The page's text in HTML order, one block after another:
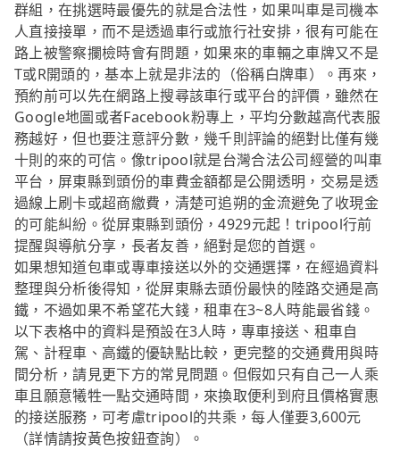
群組，在挑選時最優先的就是合法性，如果叫車是司機本
人直接接單，而不是透過車行或旅行社安排，很有可能在
路上被警察攔檢時會有問題，如果來的車輛之車牌又不是
T或R開頭的，基本上就是非法的（俗稱白牌車）。再來，
預約前可以先在網路上搜尋該車行或平台的評價，雖然在
Google地圖或者Facebook粉專上，平均分數越高代表服
務越好，但也要注意評分數，幾千則評論的絕對比僅有幾
十則的來的可信。像tripool就是台灣合法公司經營的叫車
平台，屏東縣到頭份的車費金額都是公開透明，交易是透
過線上刷卡或超商繳費，清楚可追朔的金流避免了收現金
的可能糾紛。從屏東縣到頭份，4929元起！tripool行前
提醒與導航分享，長者友善，絕對是您的首選。
如果想知道包車或專車接送以外的交通選擇，在經過資料
整理與分析後得知，從屏東縣去頭份最快的陸路交通是高
鐵，不過如果不希望花大錢，租車在3~8人時能最省錢。
以下表格中的資料是預設在3人時，專車接送、租車自
駕、計程車、高鐵的優缺點比較，更完整的交通費用與時
間分析，請見更下方的常見問題。但假如只有自己一人乘
車且願意犧牲一點交通時間，來換取便利到府且價格實惠
的接送服務，可考慮tripool的共乘，每人僅要3,600元
（詳情請按黃色按鈕查詢）。